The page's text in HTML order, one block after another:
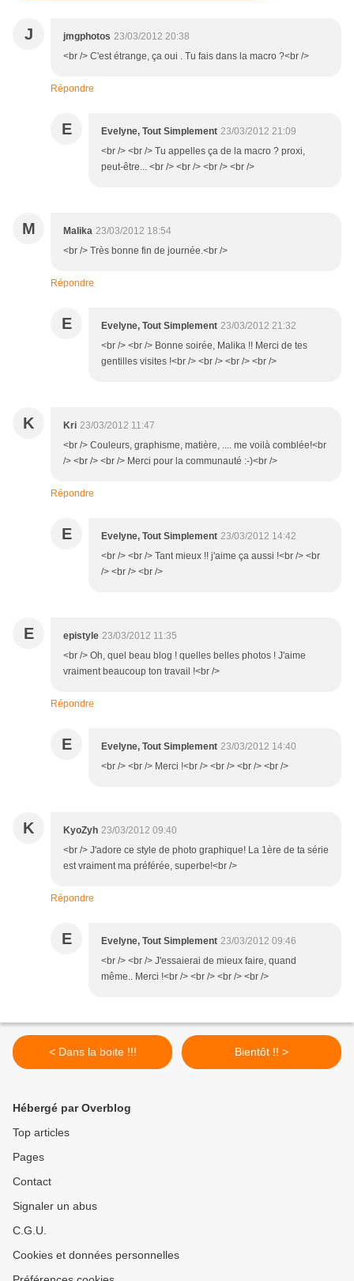
J jmgphotos 23/03/2012 20:38
<br /> C'est étrange, ça oui . Tu fais dans la macro ?<br />
Répondre
E Evelyne, Tout Simplement 23/03/2012 21:09
<br /> <br /> Tu appelles ça de la macro ? proxi,
peut-être... <br /> <br /> <br /> <br />
M Malika 23/03/2012 18:54
<br /> Très bonne fin de journée.<br />
Répondre
E Evelyne, Tout Simplement 23/03/2012 21:32
<br /> <br /> Bonne soirée, Malika !! Merci de tes
gentilles visites !<br /> <br /> <br /> <br />
K Kri 23/03/2012 11:47
<br /> Couleurs, graphisme, matière, .... me voilà comblée!<br
/> <br /> <br /> Merci pour la communauté :-)<br />
Répondre
E Evelyne, Tout Simplement 23/03/2012 14:42
<br /> <br /> Tant mieux !! j'aime ça aussi !<br /> <br
/> <br /> <br />
E epistyle 23/03/2012 11:35
<br /> Oh, quel beau blog ! quelles belles photos ! J'aime
vraiment beaucoup ton travail !<br />
Répondre
E Evelyne, Tout Simplement 23/03/2012 14:40
<br /> <br /> Merci !<br /> <br /> <br /> <br />
K KyoZyh 23/03/2012 09:40
<br /> J'adore ce style de photo graphique! La 1ère de ta série
est vraiment ma préférée, superbe!<br />
Répondre
E Evelyne, Tout Simplement 23/03/2012 09:46
<br /> <br /> J'essaierai de mieux faire, quand
même.. Merci !<br /> <br /> <br /> <br />
< Dans la boite !!! Bientôt !! >
Hébergé par Overblog
Top articles
Pages
Contact
Signaler un abus
C.G.U.
Cookies et données personnelles